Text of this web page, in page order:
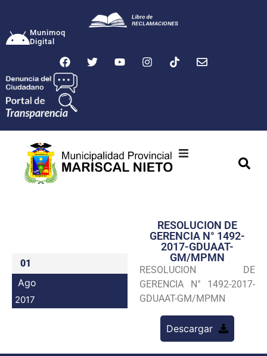
Munimoq
Digital
Transparencia
Seguridad
Programas
01
Ago
2017
RESOLUCION DE
GERENCIA N° 1492-
2017-GDUAAT-
GM/MPMN
RESOLUCION DE
GERENCIA N° 1492-2017-
GDUAAT-GM/MPMN
Descargar